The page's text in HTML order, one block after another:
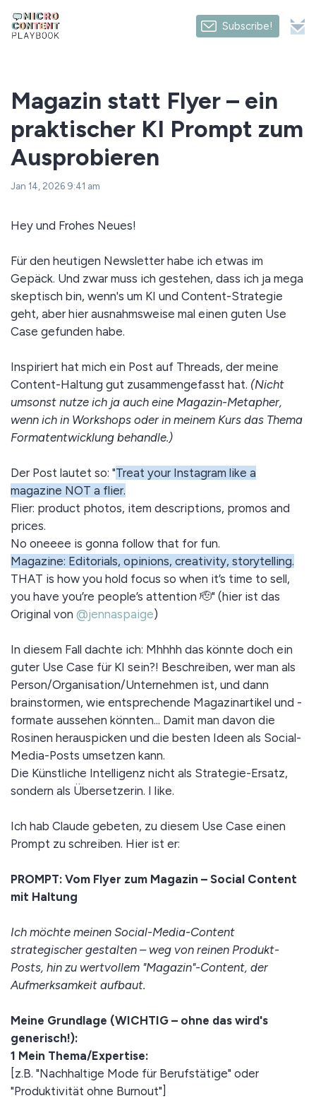
Subscribe!
Magazin statt Flyer – ein
praktischer KI Prompt zum
Ausprobieren
Jan 14, 2026 9:41 am
Hey und Frohes Neues!
Für den heutigen Newsletter habe ich etwas im
Gepäck. Und zwar muss ich gestehen, dass ich ja mega
skeptisch bin, wenn's um KI und Content-Strategie
geht, aber hier ausnahmsweise mal einen guten Use
Case gefunden habe.
Inspiriert hat mich ein Post auf Threads, der meine
Content-Haltung gut zusammengefasst hat. (Nicht
umsonst nutze ich ja auch eine Magazin-Metapher,
wenn ich in Workshops oder in meinem Kurs das Thema
Formatentwicklung behandle.)
Der Post lautet so: "Treat your Instagram like a
magazine NOT a flier.
Flier: product photos, item descriptions, promos and
prices.
No oneeee is gonna follow that for fun.
Magazine: Editorials, opinions, creativity, storytelling.
THAT is how you hold focus so when it’s time to sell,
you have you’re people’s attention 🫡" (hier ist das
Original von @jennaspaige)
In diesem Fall dachte ich: Mhhhh das könnte doch ein
guter Use Case für KI sein?! Beschreiben, wer man als
Person/Organisation/Unternehmen ist, und dann
brainstormen, wie entsprechende Magazinartikel und -
formate aussehen könnten... Damit man davon die
Rosinen herauspicken und die besten Ideen als Social-
Media-Posts umsetzen kann.
Die Künstliche Intelligenz nicht als Strategie-Ersatz,
sondern als Übersetzerin. I like.
Ich hab Claude gebeten, zu diesem Use Case einen
Prompt zu schreiben. Hier ist er:
PROMPT: Vom Flyer zum Magazin – Social Content
mit Haltung
Ich möchte meinen Social-Media-Content
strategischer gestalten – weg von reinen Produkt-
Posts, hin zu wertvollem "Magazin"-Content, der
Aufmerksamkeit aufbaut.
Meine Grundlage (WICHTIG – ohne das wird's
generisch!):
1 Mein Thema/Expertise:
[z.B. "Nachhaltige Mode für Berufstätige" oder
"Produktivität ohne Burnout"]